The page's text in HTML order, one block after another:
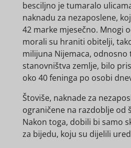
besciljno je tumaralo
naknadu za nezaposlene,
42 marke mjesečno. Mnogi
morali su hraniti obitelji,
milijuna Nijemaca, odnosno
stanovništva zemlje, bilo
oko 40 feninga po osobi
Štoviše, naknade za
ograničene na razdoblje od
Nakon toga, dobili bi samo
za bijedu, koju su dijelili